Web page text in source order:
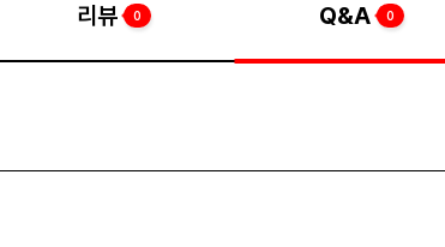
리뷰 0 Q&A 0